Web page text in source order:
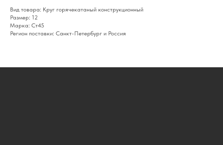
Вид товара: Круг горячекатаный конструкционный
Размер: 12
Марка: Ст45
Регион поставки: Санкт-Петербург и Россия